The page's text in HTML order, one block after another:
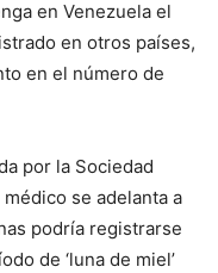
en Venezuela el
en otros países,
en el número de
por la Sociedad
se adelanta a
podría registrarse
de ‘luna de miel’